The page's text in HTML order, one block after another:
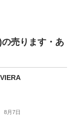
売ります・あ
8月7日